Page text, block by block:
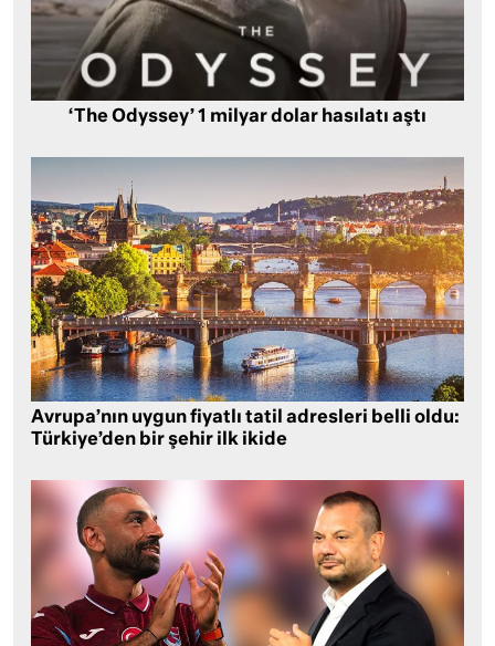
‘The Odyssey’ 1 milyar dolar hasılatı aştı
Avrupa’nın uygun fiyatlı tatil adresleri belli oldu:
Türkiye’den bir şehir ilk ikide